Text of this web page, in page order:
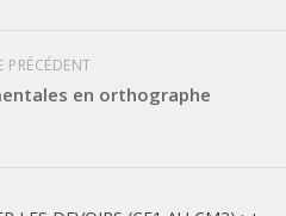
PRÉCÉDENT
en orthographe